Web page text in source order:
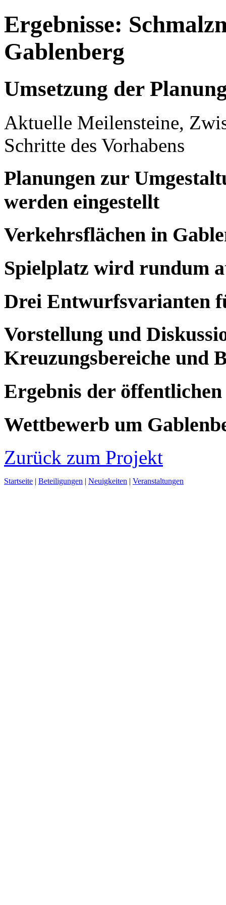
Ergebnisse:
Gablenberg
Umsetzung der
Aktuelle Meilensteine,
Schritte des Vorhabens
Planungen zur
werden eingestellt
Verkehrsflächen in
Spielplatz wird rundum
Drei Entwurfsvarianten
Vorstellung und
Kreuzungsbereiche und
Ergebnis der öffentlichen
Wettbewerb um
Zurück zum Projekt
Startseite | Beteiligungen | Neuigkeiten | Veranstaltungen